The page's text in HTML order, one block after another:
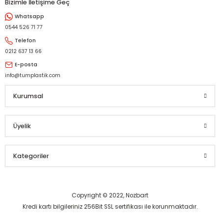
Bizimle İletişime Geç
Whatsapp
0544 526 71 77
Telefon
0212 637 13 66
E-posta
info@tumplastik.com
Kurumsal
Üyelik
Kategoriler
Copyright © 2022, Nozbart
Kredi kartı bilgileriniz 256Bit SSL sertifikası ile korunmaktadır.